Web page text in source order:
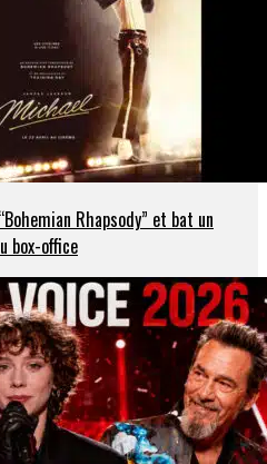
Rhapsody” et bat un
box-office